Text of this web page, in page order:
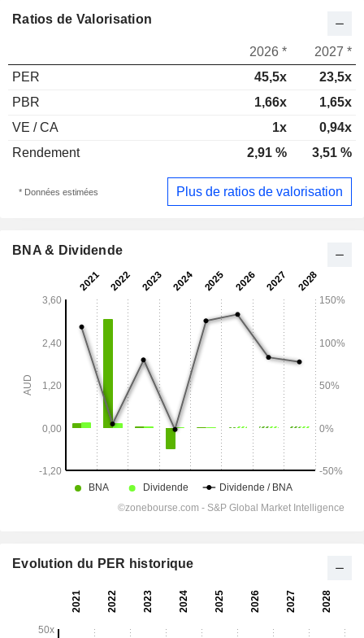
Ratios de Valorisation
2026 *
2027 *
PER
45,5x
23,5x
PBR
1,66x
1,65x
VE / CA
1x
0,94x
Rendement
2,91 % 3,51 %
* Données estimées Plus de ratios de valorisation
BNA & Dividende
Evolution du PER historique